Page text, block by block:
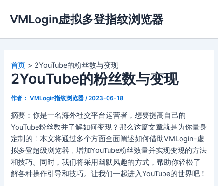
容
VMLogin虚拟多登指纹浏览器
首页 2YouTube的粉丝数与变现
2YouTube的粉丝数与变现
作者： VMLogin指纹浏览器 /2023-06-18
摘要：你是一名海外社交平台运营者，想要提高自己的
YouTube粉丝数并了解如何变现？那么这篇文章就是为你量身
定制的！本文将通过多个方面全面阐述如何借助VMLogin-虚
拟多登超级浏览器，增加YouTube粉丝数量并实现变现的方法
和技巧。同时，我们将采用幽默风趣的方式，帮助你轻松了
解各种操作引导和技巧。让我们一起进入YouTube的世界吧！